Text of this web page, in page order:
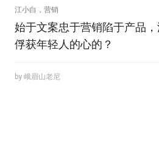
江小白，营销
始于文案忠于营销陷于产品
俘获年轻人的心的？
by 峨眉山老尼